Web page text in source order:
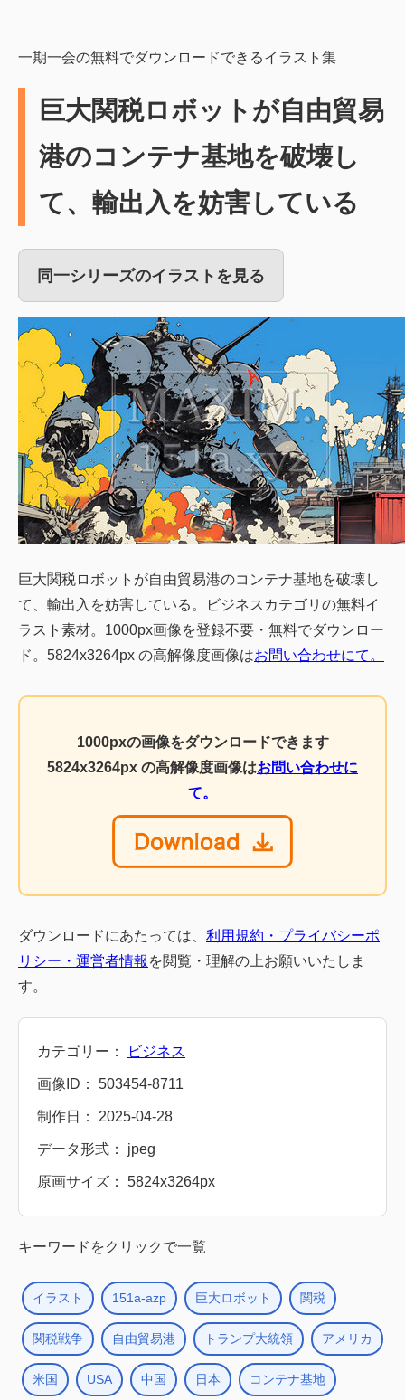
一期一会の無料でダウンロードできるイラスト集
巨大関税ロボットが自由貿易
港のコンテナ基地を破壊し
て、輸出入を妨害している
同一シリーズのイラストを見る
巨大関税ロボットが自由貿易港のコンテナ基地を破壊し
て、輸出入を妨害している。ビジネスカテゴリの無料イ
ラスト素材。1000px画像を登録不要・無料でダウンロー
ド。5824x3264px の高解像度画像はお問い合わせにて。
1000pxの画像をダウンロードできます
5824x3264px の高解像度画像はお問い合わせに
て。
ダウンロードにあたっては、 利用規約・プライバシーポ
リシー・運営者情報 を閲覧・理解の上お願いいたしま
す。
カテゴリー： ビジネス
画像ID： 503454-8711
制作日： 2025-04-28
データ形式： jpeg
原画サイズ： 5824x3264px
キーワードをクリックで一覧
イラスト 151a-azp 巨大ロボット 関税
関税戦争 自由貿易港 トランプ大統領 アメリカ
米国 USA 中国 日本 コンテナ基地